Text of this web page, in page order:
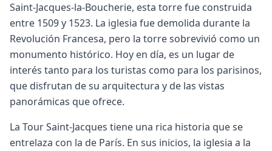
Saint-Jacques-la-Boucherie, esta torre fue construida
entre 1509 y 1523. La iglesia fue demolida durante la
Revolución Francesa, pero la torre sobrevivió como un
monumento histórico. Hoy en día, es un lugar de
interés tanto para los turistas como para los parisinos,
que disfrutan de su arquitectura y de las vistas
panorámicas que ofrece.
La Tour Saint-Jacques tiene una rica historia que se
entrelaza con la de París. En sus inicios, la iglesia a la